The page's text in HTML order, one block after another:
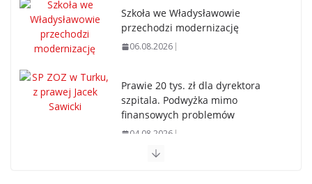
Prawie 20 tys. zł dla dyrektora
szpitala. Podwyżka mimo
Upały groźne dla zwierząt. Weterynaria apeluje